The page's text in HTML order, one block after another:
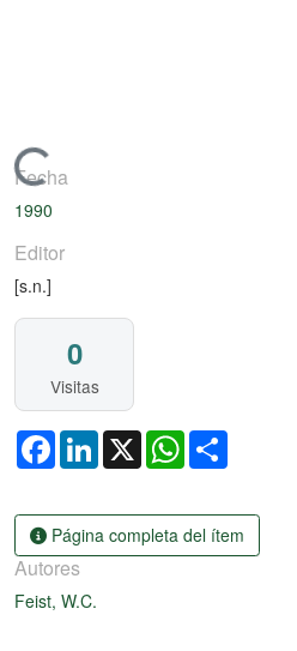
Cargando...
Fecha
1990
Editor
[s.n.]
0
Visitas
FacebookLinkedIn
X WhatsApp
Página completa del ítem
Autores
Feist, W.C.